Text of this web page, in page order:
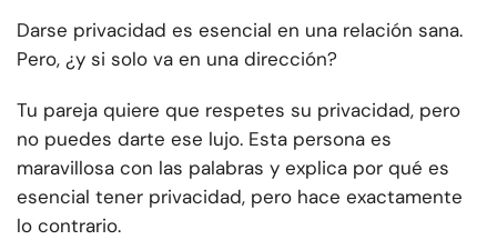
Darse privacidad es esencial en una relación sana.
Pero, ¿y si solo va en una dirección?
Tu pareja quiere que respetes su privacidad, pero
no puedes darte ese lujo. Esta persona es
maravillosa con las palabras y explica por qué es
esencial tener privacidad, pero hace exactamente
lo contrario.